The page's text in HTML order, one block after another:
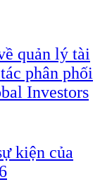
quản lý tài
phân phối
Investors
kiện của